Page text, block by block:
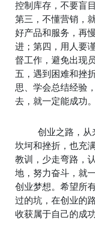
控制库存，不要盲
第三，不懂营销，
好产品和服务，再
进；第四，用人要
督工作，避免出现
五，遇到困难和挫
思、学会总结经验
去，就一定能成功。
创业之路，从来
坎坷和挫折，也充
教训，少走弯路，
地，努力奋斗，就
创业梦想。希望所
过的坑，在创业的
收获属于自己的成